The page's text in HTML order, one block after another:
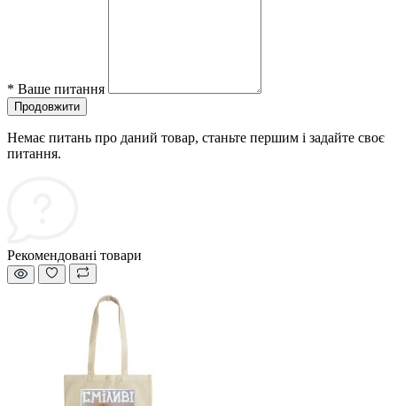
* Ваше питання
Продовжити
Немає питань про даний товар, станьте першим і задайте своє
питання.
Рекомендовані товари